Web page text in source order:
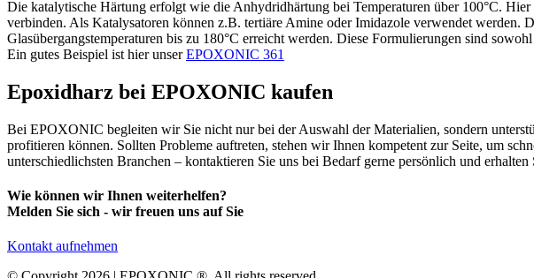
Die katalytische Härtung erfolgt wie die Anhydridhärtung bei Temperaturen über 100°C.
verbinden. Als Katalysatoren können z.B. tertiäre Amine oder Imidazole verwendet werden.
Glasübergangstemperaturen bis zu 180°C erreicht werden. Diese Formulierungen sind
Ein gutes Beispiel ist hier unserEPOXONIC 361
Epoxidharz bei EPOXONIC kaufen
Bei EPOXONIC begleiten wir Sie nicht nur bei der Auswahl der Materialien, sondern
profitieren können. Sollten Probleme auftreten, stehen wir Ihnen kompetent zur Seite, um
unterschiedlichsten Branchen – kontaktieren Sie uns bei Bedarf gerne persönlich und erhalten
Wie können wir Ihnen weiterhelfen?
Melden Sie sich - wir freuen uns auf Sie
Kontakt aufnehmen